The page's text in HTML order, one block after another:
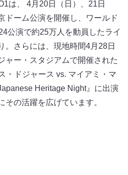
は、 4月20日（日）、21日
ドーム公演を開催し、ワールド
公演で約25万人を動員したライ
。さらには、現地時間4月28日
ャー・スタジアムで開催された
・ドジャース vs. マイアミ・マ
Heritage Night』に出演
の活躍を広げています。